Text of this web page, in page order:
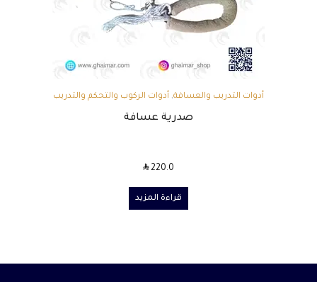
أدوات التدريب والعسافة, أدوات الركوب والتحكم والتدريب
صدرية عسافة
SAR220.0
قراءة المزيد